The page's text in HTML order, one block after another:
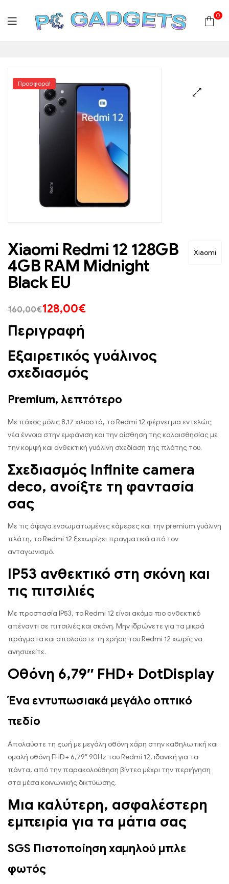
Plus
Hardware
Αναλώσιμα
0
Προσφορά!
Xiaomi
Xiaomi Redmi 12 128GB
4GB RAM Midnight
Black EU
160,00€128,00€
Περιγραφή
Εξαιρετικός γυάλινος
σχεδιασμός
Premium, λεπτότερο
Με πάχος μόλις 8,17 χιλιοστά, το Redmi 12 φέρνει μια εντελώς
νέα έννοια στην εμφάνιση και την αίσθηση της καλαισθησίας με
την κομψή και ανθεκτική γυάλινη σχεδίαση της πλάτης του.
Σχεδιασμός Infinite camera
deco, ανοίξτε τη φαντασία
σας
Με τις άψογα ενσωματωμένες κάμερες και την premium γυάλινη
πλάτη, το Redmi 12 ξεχωρίζει πραγματικά από τον
ανταγωνισμό.
IP53 ανθεκτικό στη σκόνη και
τις πιτσιλιές
Με προστασία IP53, το Redmi 12 είναι ακόμα πιο ανθεκτικό
απέναντι σε πιτσιλιές και σκόνη. Μην ιδρώνετε για τα μικρά
πράγματα και απολαύστε τη χρήση του Redmi 12 χωρίς να
ανησυχείτε.
Οθόνη 6,79″ FHD+ DotDisplay
Ένα εντυπωσιακά μεγάλο οπτικό
πεδίο
Απολαύστε τη ζωή με μεγάλη οθόνη χάρη στην καθηλωτική και
ομαλή οθόνη FHD+ 6,79″ 90Hz του Redmi 12, ιδανική για τα
πάντα, από την παρακολούθηση βίντεο μέχρι την περιήγηση
στα μέσα κοινωνικής δικτύωσης.
Μια καλύτερη, ασφαλέστερη
εμπειρία για τα μάτια σας
SGS Πιστοποίηση χαμηλού μπλε
φωτός